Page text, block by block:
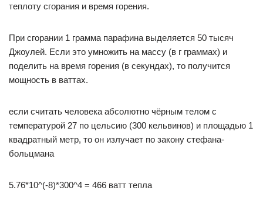
теплоту сгорания и время горения.
При сгорании 1 грамма парафина выделяется 50 тысяч
Джоулей. Если это умножить на массу (в г граммах) и
поделить на время горения (в секундах), то получится
мощность в ваттах.
если считать человека абсолютно чёрным телом с
температурой 27 по цельсию (300 кельвинов) и площадью 1
квадратный метр, то он излучает по закону стефана-
больцмана
5.76*10^(-8)*300^4 = 466 ватт тепла